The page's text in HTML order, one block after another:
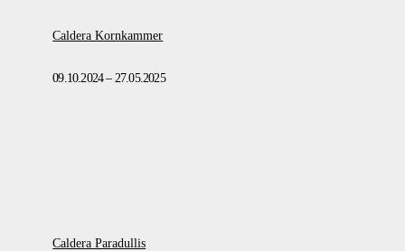
Caldera Kornkammer
09.10.2024 – 27.05.2025
Caldera Paradullis